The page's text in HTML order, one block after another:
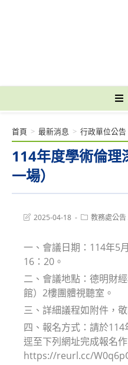
114年度學術倫理
一場）
首頁 > 最新消息 > 行政單位公告
Post2025-04-18
Post教務處公告
一、會議日期：114年5
16：20。
二、會議地點：德明財
館）2樓團體視聽室。
三、詳細議程如附件，
四、報名方式：請於114
逕至下列網址完成報名作
https://reurl.cc/